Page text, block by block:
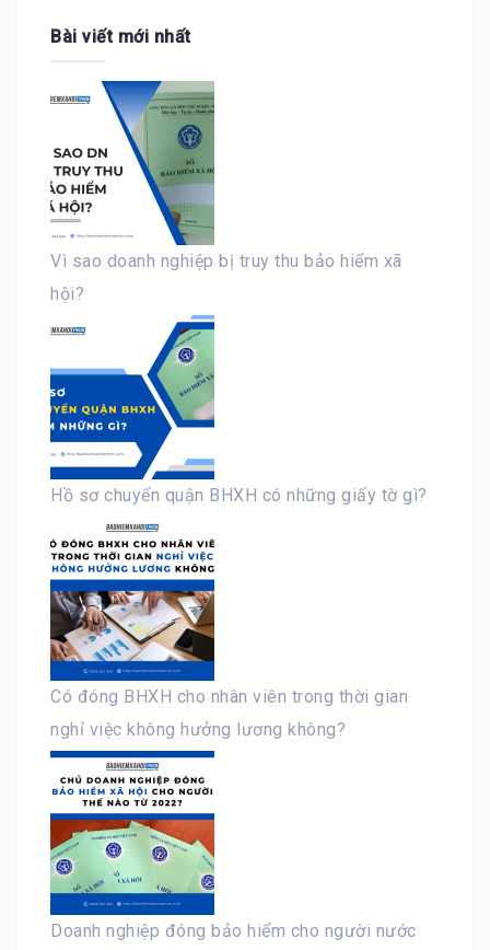
Bài viết mới nhất
Vì sao doanh nghiệp bị truy thu bảo hiểm xã
hội?
Hồ sơ chuyển quận BHXH có những giấy tờ gì?
Có đóng BHXH cho nhân viên trong thời gian
nghỉ việc không hưởng lương không?
Doanh nghiệp đóng bảo hiểm cho người nước